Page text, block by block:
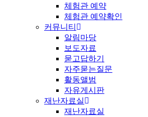
체험관 예약
체험관 예약확인
커뮤니티
알림마당
보도자료
묻고답하기
자주묻는질문
활동앨범
자유게시판
재난자료실
재난자료실